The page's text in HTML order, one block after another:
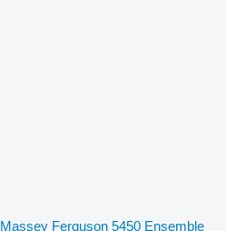
Massey Ferguson 5450 Ensemble